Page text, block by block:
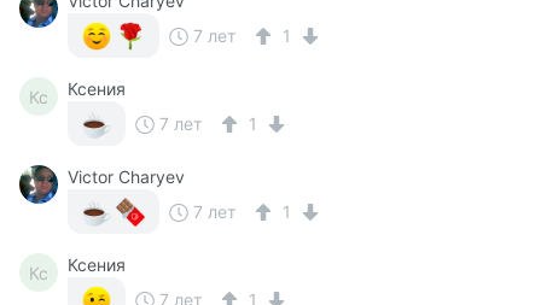
7 лет
1
Кс
Ксения
7 лет
1
Victor Charyev
7 лет
1
Кс
Ксения
7 лет
1